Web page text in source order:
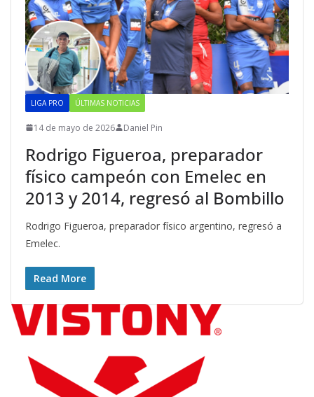
LIGA PRO ÚLTIMAS NOTICIAS
14 de mayo de 2026 Daniel Pin
Rodrigo Figueroa, preparador
físico campeón con Emelec en
2013 y 2014, regresó al Bombillo
Rodrigo Figueroa, preparador físico argentino, regresó a
Emelec.
Read More